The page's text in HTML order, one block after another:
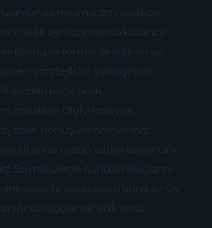
minimalizm, sadece
değil, aynı zamanda kullanıcı
performansı artıran ve
stratejik bir yaklaşımdır.
kaçınarak,
aradıkları bilgiyi kolayca
dönüşüm oranlarınızı
sitenizin uzun vadeli başarısını
Bu makalede sunulan ipuçlarını
bir web sitesi kurabilir ve
güçlendirebilirsiniz.